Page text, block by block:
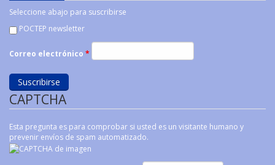
Seleccione abajo para suscribirse
POCTEP newsletter
Correo electrónico *
CAPTCHA
Esta pregunta es para comprobar si usted es un visitante humano y
prevenir envíos de spam automatizado.